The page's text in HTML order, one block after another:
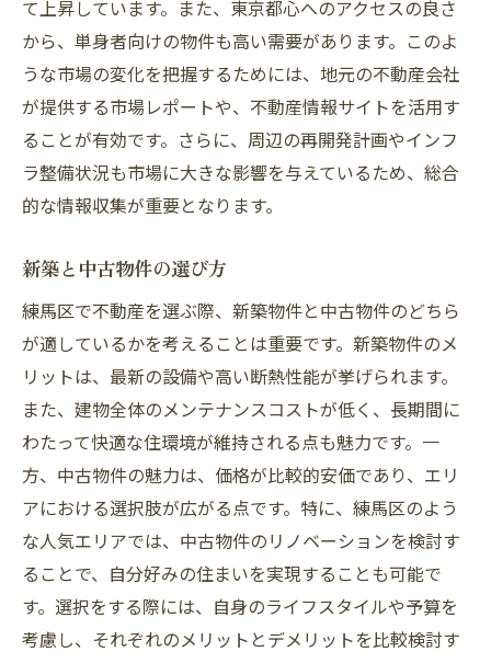
て上昇しています。また、東京都心へのアクセスの良さ
から、単身者向けの物件も高い需要があります。このよ
うな市場の変化を把握するためには、地元の不動産会社
が提供する市場レポートや、不動産情報サイトを活用す
ることが有効です。さらに、周辺の再開発計画やインフ
ラ整備状況も市場に大きな影響を与えているため、総合
的な情報収集が重要となります。
新築と中古物件の選び方
練馬区で不動産を選ぶ際、新築物件と中古物件のどちら
が適しているかを考えることは重要です。新築物件のメ
リットは、最新の設備や高い断熱性能が挙げられます。
また、建物全体のメンテナンスコストが低く、長期間に
わたって快適な住環境が維持される点も魅力です。一
方、中古物件の魅力は、価格が比較的安価であり、エリ
アにおける選択肢が広がる点です。特に、練馬区のよう
な人気エリアでは、中古物件のリノベーションを検討す
ることで、自分好みの住まいを実現することも可能で
す。選択をする際には、自身のライフスタイルや予算を
考慮し、それぞれのメリットとデメリットを比較検討す